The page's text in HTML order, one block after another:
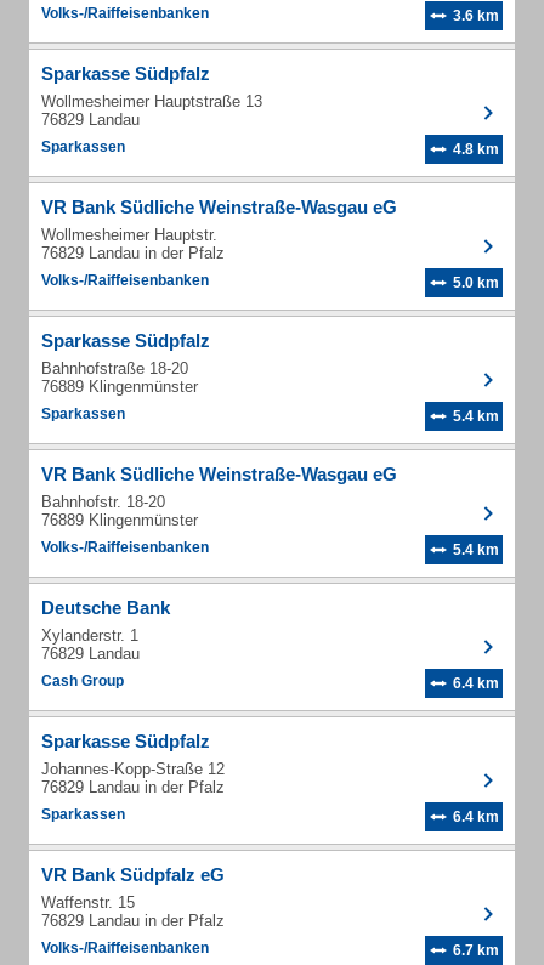
Volks-/Raiffeisenbanken 3.6 km
Sparkasse Südpfalz
Wollmesheimer Hauptstraße 13
76829 Landau
Sparkassen 4.8 km
VR Bank Südliche Weinstraße-Wasgau eG
Wollmesheimer Hauptstr.
76829 Landau in der Pfalz
Volks-/Raiffeisenbanken 5.0 km
Sparkasse Südpfalz
Bahnhofstraße 18-20
76889 Klingenmünster
Sparkassen 5.4 km
VR Bank Südliche Weinstraße-Wasgau eG
Bahnhofstr. 18-20
76889 Klingenmünster
Volks-/Raiffeisenbanken 5.4 km
Deutsche Bank
Xylanderstr. 1
76829 Landau
Cash Group 6.4 km
Sparkasse Südpfalz
Johannes-Kopp-Straße 12
76829 Landau in der Pfalz
Sparkassen 6.4 km
VR Bank Südpfalz eG
Waffenstr. 15
76829 Landau in der Pfalz
Volks-/Raiffeisenbanken 6.7 km